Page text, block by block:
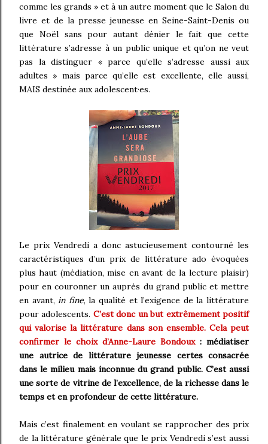
comme les grands » et à un autre moment que le Salon du
livre et de la presse jeunesse en Seine-Saint-Denis ou
que Noël sans pour autant dénier le fait que cette
littérature s’adresse à un public unique et qu’on ne veut
pas la distinguer « parce qu’elle s’adresse aussi aux
adultes » mais parce qu’elle est excellente, elle aussi,
MAIS destinée aux adolescent·es.
Le prix Vendredi a donc astucieusement contourné les
caractéristiques d’un prix de littérature ado évoquées
plus haut (médiation, mise en avant de la lecture plaisir)
pour en couronner un auprès du grand public et mettre
en avant, in fine, la qualité et l’exigence de la littérature
pour adolescents. C’est donc un but extrêmement positif
qui valorise la littérature dans son ensemble. Cela peut
confirmer le choix d’Anne-Laure Bondoux: médiatiser
une autrice de littérature jeunesse certes consacrée
dans le milieu mais inconnue du grand public. C’est aussi
une sorte de vitrine de l’excellence, de la richesse dans le
temps et en profondeur de cette littérature.
Mais c’est finalement en voulant se rapprocher des prix
de la littérature générale que le prix Vendredi s’est aussi